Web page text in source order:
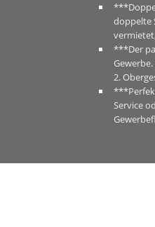
doppelte
***Der
2.
Service